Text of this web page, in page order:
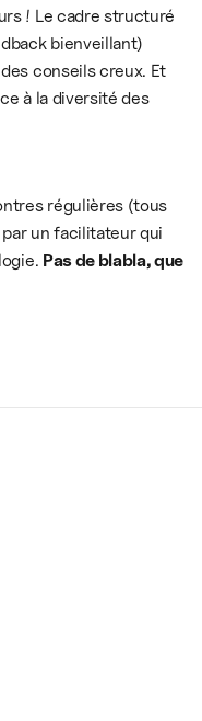
! Le cadre structuré
bienveillant)
des conseils creux. Et
à la diversité des
régulières (tous
un facilitateur qui
Pas de blabla, que